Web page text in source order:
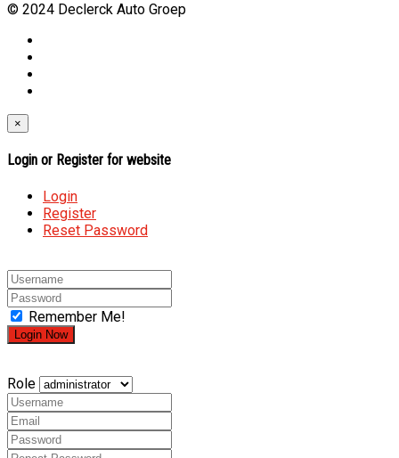
© 2024 Declerck Auto Groep
×
Login or Register for website
Login
Register
Reset Password
Remember Me!
Role